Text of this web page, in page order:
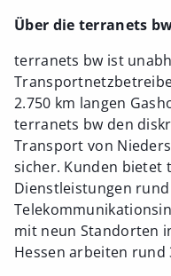
Über die terranets
terranets bw ist
2.750 km langen
terranets bw den
Transport von
sicher. Kunden bietet
Dienstleistungen
mit neun Standorten
Hessen arbeiten